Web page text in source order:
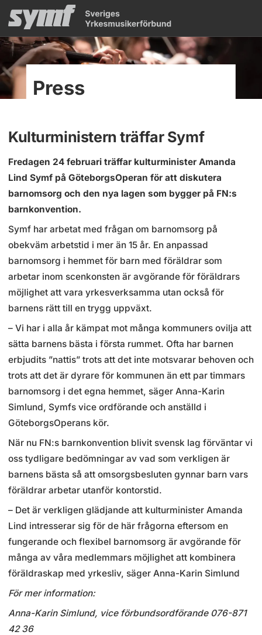
Press
Kulturministern träffar Symf
Fredagen 24 februari träffar kulturminister Amanda
Lind Symf på GöteborgsOperan för att diskutera
barnomsorg och den nya lagen som bygger på FN:s
barnkonvention.
Symf har arbetat med frågan om barnomsorg på
obekväm arbetstid i mer än 15 år. En anpassad
barnomsorg i hemmet för barn med föräldrar som
arbetar inom scenkonsten är avgörande för föräldrars
möjlighet att vara yrkesverksamma utan också för
barnens rätt till en trygg uppväxt.
– Vi har i alla år kämpat mot många kommuners ovilja att
sätta barnens bästa i första rummet. Ofta har barnen
erbjudits ”nattis” trots att det inte motsvarar behoven och
trots att det är dyrare för kommunen än ett par timmars
barnomsorg i det egna hemmet, säger Anna-Karin
Simlund, Symfs vice ordförande och anställd i
GöteborgsOperans kör.
När nu FN:s barnkonvention blivit svensk lag förväntar vi
oss tydligare bedömningar av vad som verkligen är
barnens bästa så att omsorgsbesluten gynnar barn vars
föräldrar arbetar utanför kontorstid.
– Det är verkligen glädjande att kulturminister Amanda
Lind intresserar sig för de här frågorna eftersom en
fungerande och flexibel barnomsorg är avgörande för
många av våra medlemmars möjlighet att kombinera
föräldraskap med yrkesliv, säger Anna-Karin Simlund
För mer information:
Anna-Karin Simlund, vice förbundsordförande 076-871
42 36